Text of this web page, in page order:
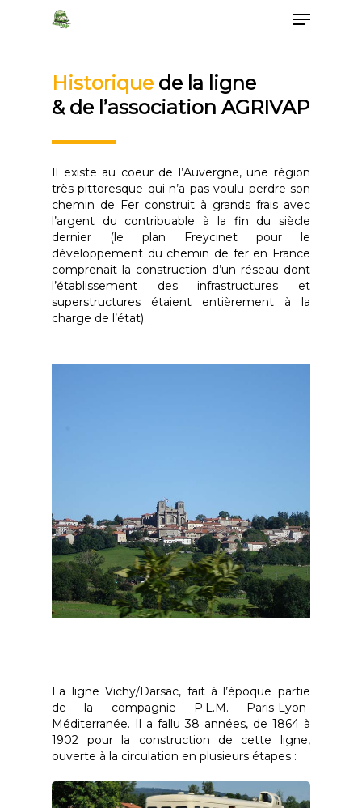
Historique de la ligne
& de l’association AGRIVAP
Il existe au coeur de l’Auvergne, une région
très pittoresque qui n’a pas voulu perdre son
chemin de Fer construit à grands frais avec
l’argent du contribuable à la fin du siècle
dernier (le plan Freycinet pour le
développement du chemin de fer en France
comprenait la construction d’un réseau dont
l’établissement des infrastructures et
superstructures étaient entièrement à la
charge de l’état).
La ligne Vichy/Darsac, fait à l’époque partie
de la compagnie P.L.M. Paris-Lyon-
Méditerranée. Il a fallu 38 années, de 1864 à
1902 pour la construction de cette ligne,
ouverte à la circulation en plusieurs étapes :